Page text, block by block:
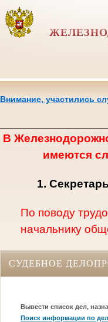
Внимание, участились
В
имеются
1.
По поводу
начальнику
СУДЕБНОЕ
Вывести список дел,
Поиск информации по